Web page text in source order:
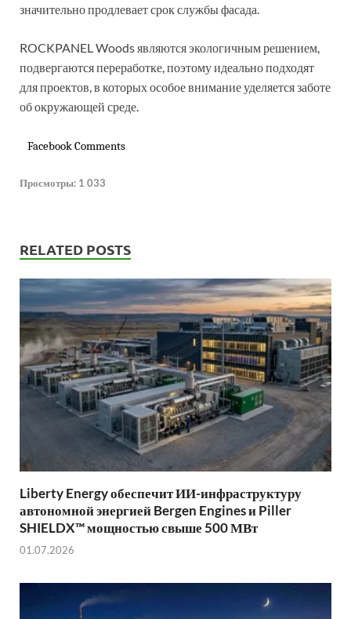
значительно продлевает срок службы фасада.
ROCKPANEL Woods являются экологичным решением,
подвергаются переработке, поэтому идеально подходят
для проектов, в которых особое внимание уделяется заботе
об окружающей среде.
Facebook Comments
Просмотры: 1 033
RELATED POSTS
Liberty Energy обеспечит ИИ-инфраструктуру
автономной энергией Bergen Engines и Piller
SHIELDX™ мощностью свыше 500 МВт
01.07.2026